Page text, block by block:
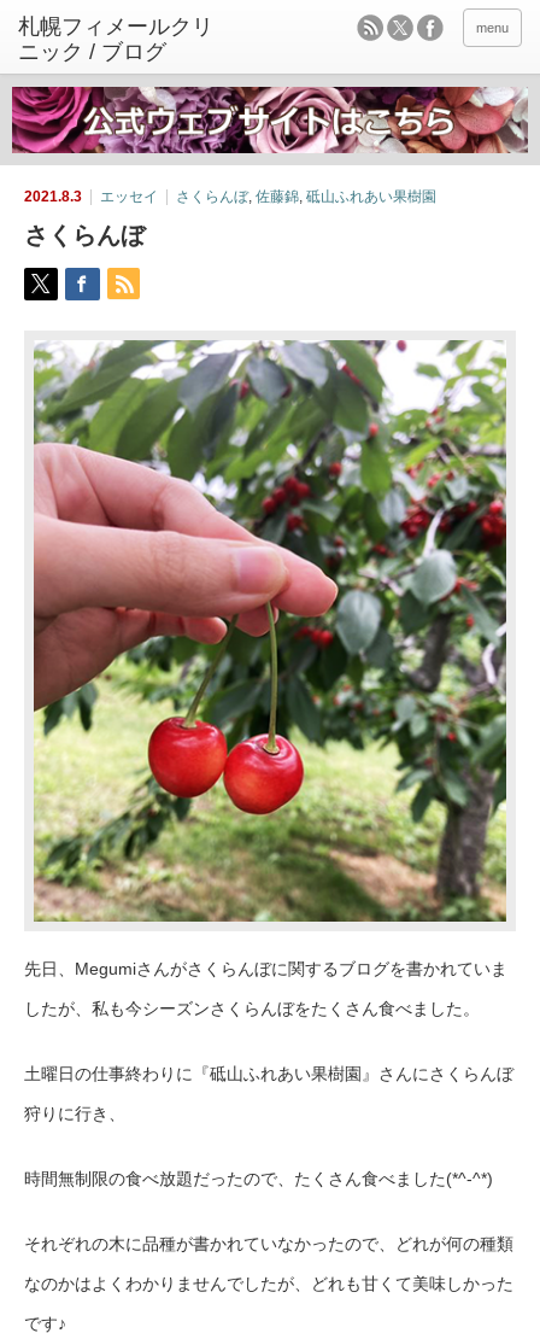
menu
2021.8.3 エッセイ さくらんぼ, 佐藤錦, 砥山ふれあい果樹園
さくらんぼ
先日、 Megumiさんがさくらんぼに関するブログを書かれていま
したが、私も今シーズンさくらんぼをたくさん食べました。
土曜日の仕事終わりに 『砥山ふれあい果樹園』さんにさくらんぼ
狩りに行き、
時間無制限の食べ放題だったので、たくさん食べました(*^-^*)
それぞれの木に品種が書かれていなかったので、どれが何の種類
なのかはよくわかりませんでしたが、どれも甘くて美味しかった
です♪